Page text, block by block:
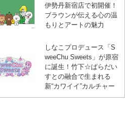
伊勢丹新宿店で初開催！
ブラウンが伝える心の温
もりとアートの魅力
しなこプロデュース「S
weeChu Sweets」が原宿
に誕生！竹下☆ぱらだい
すとの融合で生まれる
新“カワイイ”カルチャー